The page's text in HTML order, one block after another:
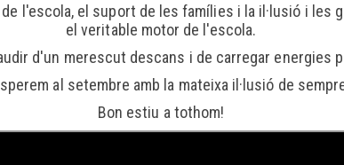
l'escola, el suport de les famílies i la il·lusió i les
el veritable motor de l'escola.
d'un merescut descans i de carregar energies
al setembre amb la mateixa il·lusió de
Bon estiu a tothom!